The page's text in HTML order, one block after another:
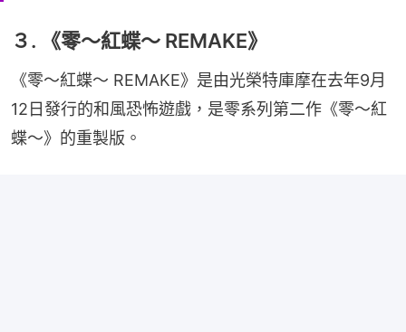
３. 《零～紅蝶～ REMAKE》
《零～紅蝶～ REMAKE》是由光榮特庫摩在去年9月
12日發行的和風恐怖遊戲，是零系列第二作《零～紅
蝶～》的重製版。